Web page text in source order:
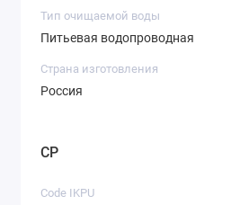
Тип очищаемой воды
Питьевая водопроводная
Страна изготовления
Россия
CP
Code IKPU